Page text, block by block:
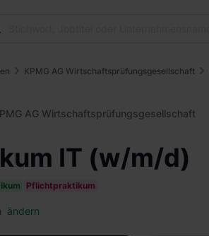
KPMG AG Wirtschaftsprüfungsgesellschaft
AG Wirtschaftsprüfungsgesellschaft
IT (w/m/d)
Pflichtpraktikum
ändern